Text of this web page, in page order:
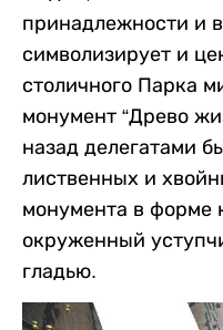
принадлежности и
символизирует и
столичного Парка
монумент “Древо
назад делегатами
лиственных и
монумента в форме
окруженный
гладью.